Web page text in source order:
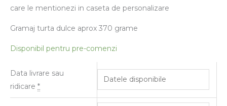
care le mentionezi in caseta de personalizare
Gramaj turta dulce aprox 370 grame
Disponibil pentru pre-comenzi
Data livrare sau
ridicare *